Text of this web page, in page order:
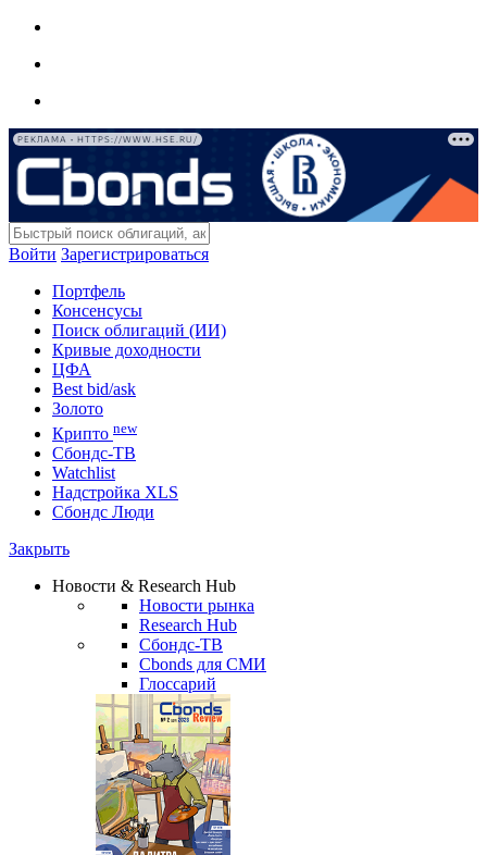
РЕКЛАМА • HTTPS://WWW.HSE.RU/
Войти Зарегистрироваться
Портфель
Консенсусы
Поиск облигаций (ИИ)
Кривые доходности
ЦФА
Best bid/ask
Золото
Крипто new
Сбондс-ТВ
Watchlist
Надстройка XLS
Сбондс Люди
Закрыть
Новости & Research Hub
Новости рынка
Research Hub
Сбондс-ТВ
Cbonds для СМИ
Глоссарий